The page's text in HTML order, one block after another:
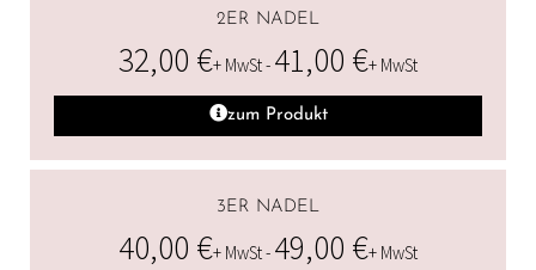
2ER NADEL
32,00 €+ MwSt - 41,00 €+ MwSt
zum Produkt
3ER NADEL
40,00 €+ MwSt - 49,00 €+ MwSt